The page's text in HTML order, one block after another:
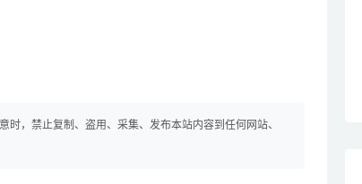
，禁止复制、盗用、采集、发布本站内容到任何网站、